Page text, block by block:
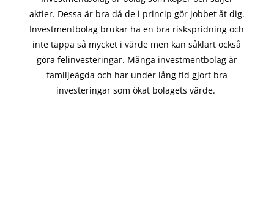
aktier. Dessa är bra då de i princip görjobbet åt dig.
Investmentbolag brukar ha en bra riskspridning och
inte tappa så mycket i värde men kan såklart också
göra felinvesteringar. Många investmentbolag är
familjeägda och har under lång tid gjort bra
investeringar som ökat bolagets värde.